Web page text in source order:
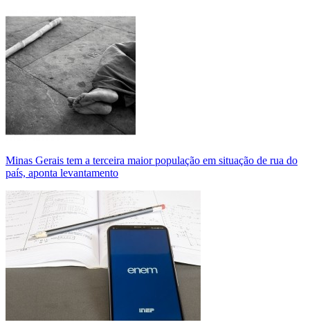
Minas Gerais tem a terceira maior população em situação de rua do
país, aponta levantamento